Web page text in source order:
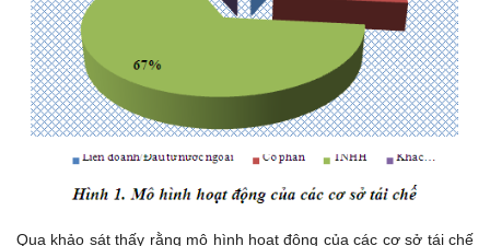
Qua khảo sát thấy rằng mô hình hoạt động của các cơ sở tái chế